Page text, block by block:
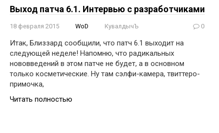
Выход патча 6.1. Интервью с разработчиками
18 февраля 2015 WoD КувалдычЪ 0
Итак, Близзард сообщили, что патч 6.1 выходит на
следующей неделе! Напомню, что радикальных
нововведений в этом патче не будет, а в основном
только косметические. Ну там сэлфи-камера, твиттеро-
примочка,
Читать полностью